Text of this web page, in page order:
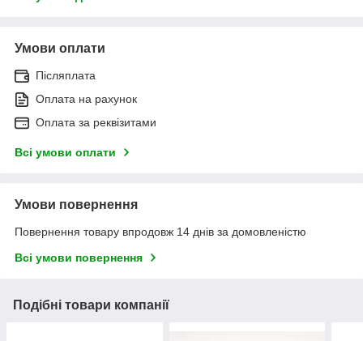
Умови оплати
Післяплата
Оплата на рахунок
Оплата за реквізитами
Всі умови оплати
Умови повернення
Повернення товару впродовж 14 днів за домовленістю
Всі умови повернення
Подібні товари компанії